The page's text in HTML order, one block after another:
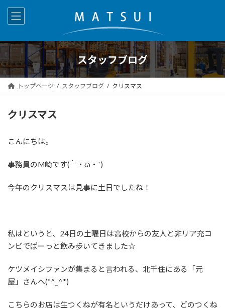
ツ
へ
ス
キ
シ
ョ
ン
に
スタッフブログ
トップページ スタッフブログ クリスマス
クリスマス
こんにちは。
事務員のM崎です(｀・ω・´)
今年のクリスマスは見事に土日でしたね！
私はというと、24日の土曜日は高校からの友人と非リア充コ
ンビでぱーっと飲み歩いてきました☆
ケツメイシファンが集まると言われる、北千住にある「元
屋」さんへ(*^_^*)
こちらのお店は生つくねが有名というだけあって、どのつくね